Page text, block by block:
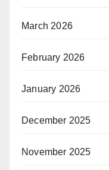
March 2026
February 2026
January 2026
December 2025
November 2025